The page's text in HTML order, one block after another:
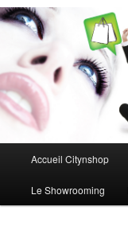
principal
Accueil Citynshop
Le Showrooming